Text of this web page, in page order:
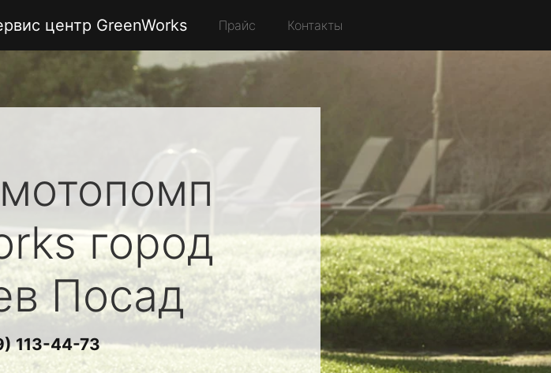
центр GreenWorks Прайс Контакты
город
Посад
113-44-73